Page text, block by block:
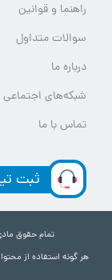
راهنما و قوانین
سوالات متداول
درباره ما
شبکه‌های اجتماعی
تماس با ما
ثبت
تمام حقوق
هر گونه استفاده از